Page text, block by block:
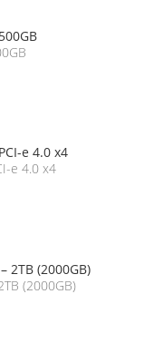
e 4.0 x4
(2000GB)